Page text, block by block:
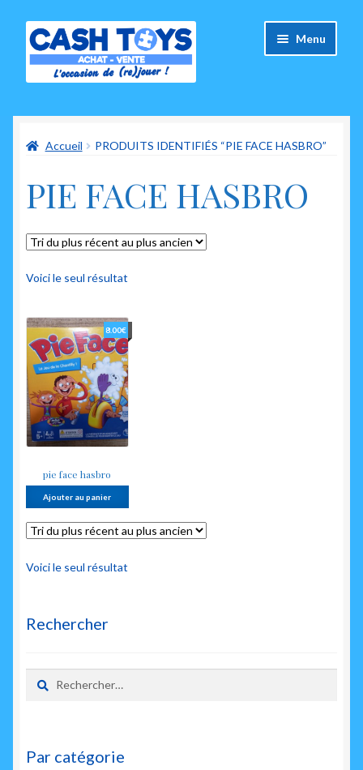
Aller
à
Aller
au
contenu
Menu
Carte Cadeau
Panier
Mes commandes
Mon compte
A propos de nous
Accueil PRODUITS IDENTIFIÉS “PIE FACE HASBRO”
PIE FACE HASBRO
Voici le seul résultat
pie face hasbro
8.00€
Ajouter au panier
Voici le seul résultat
Rechercher
Rechercher :
Par catégorie